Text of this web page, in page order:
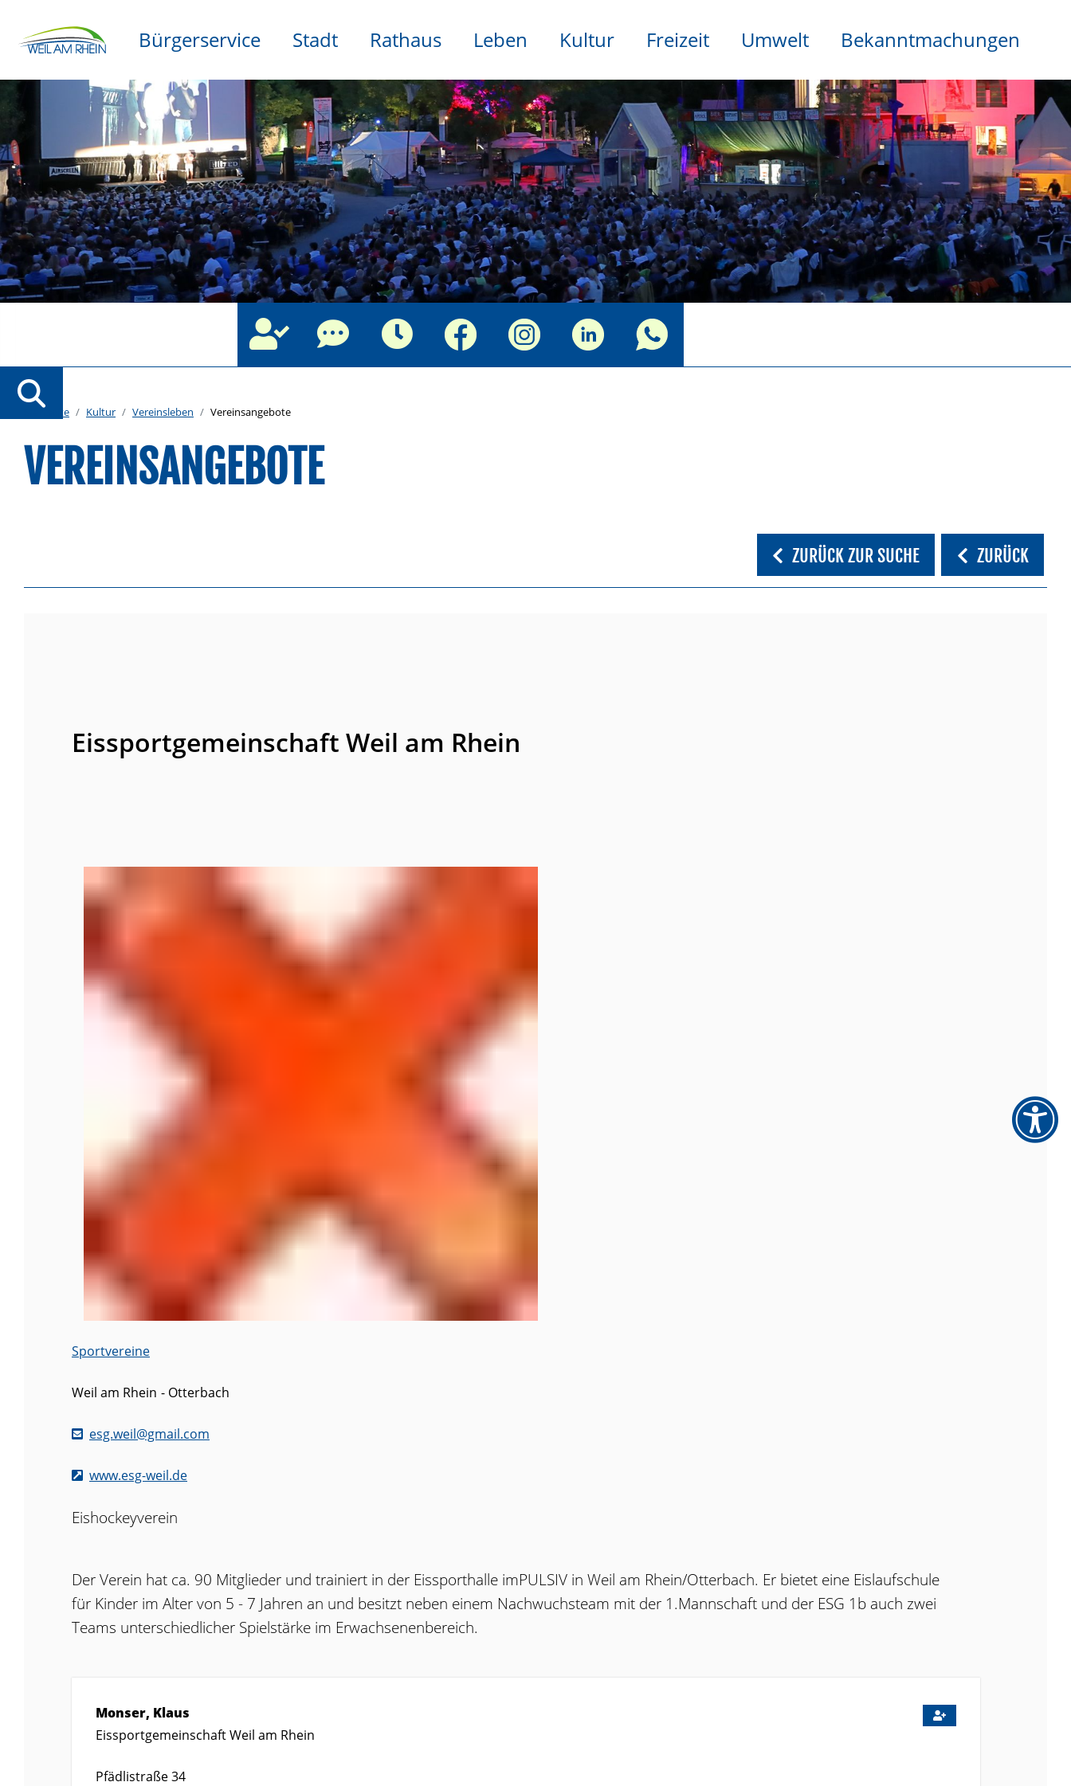
Bürgerservice Stadt Rathaus Leben Kultur Freizeit Umwelt Bekanntmachungen
Startseite Kultur Vereinsleben Vereinsangebote
VEREINSANGEBOTE
ZURÜCK ZUR SUCHE ZURÜCK
Eissportgemeinschaft Weil am Rhein
Otterbach
Weil am Rhein
esg.weil@gmail.com
www.esg-weil.de
Monser, Klaus
Eissportgemeinschaft Weil am Rhein
Pfädlistraße 34
Eishockeyverein
Der Verein hat ca. 90 Mitglieder und trainiert in der Eissporthalle imPULSIV in Weil am Rhein/Otterbach. Er bietet eine Eislaufschule
für Kinder im Alter von 5 - 7 Jahren an und besitzt neben einem Nachwuchsteam mit der 1.Mannschaft und der ESG 1b auch zwei
Teams unterschiedlicher Spielstärke im Erwachsenenbereich.
Sportvereine